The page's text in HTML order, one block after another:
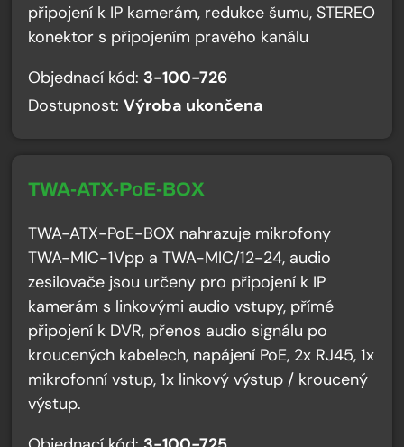
připojení k IP kamerám, redukce šumu, STEREO
konektor s připojením pravého kanálu
Objednací kód: 3-100-726
Dostupnost:Výroba ukončena
TWA-ATX-PoE-BOX
TWA-ATX-PoE-BOX nahrazuje mikrofony
TWA-MIC-1Vpp a TWA-MIC/12-24, audio
zesilovače jsou určeny pro připojení k IP
kamerám s linkovými audio vstupy, přímé
připojení k DVR, přenos audio signálu po
kroucených kabelech, napájení PoE, 2x RJ45, 1x
mikrofonní vstup, 1x linkový výstup / kroucený
výstup.